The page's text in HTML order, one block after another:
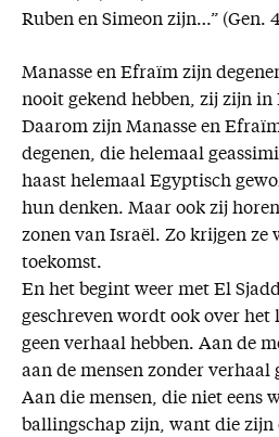
Ruben en Simeon zijn…” (Gen.
Manasse en Efraïm zijn
nooit gekend hebben, zij zijn in
Daarom zijn Manasse en
degenen, die helemaal
haast helemaal Egyptisch
hun denken. Maar ook zij
zonen van Israël. Zo krijgen ze
toekomst.
En het begint weer met El
geschreven wordt ook over het
geen verhaal hebben. Aan de
aan de mensen zonder verhaal
Aan die mensen, die niet eens
ballingschap zijn, want die zijn